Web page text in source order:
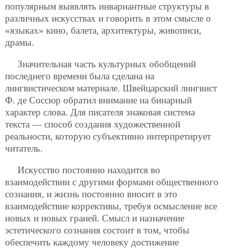
популярным выявлять инвариантные структуры в
различных искусствах и говорить в этом смысле о
«языках» кино, балета, архитектуры, живописи,
драмы.
Значительная часть культурных обобщений
последнего времени была сделана на
лингвистическом материале. Швейцарский лингвист
Ф. де Соссюр обратил внимание на бинарный
характер слова. Для писателя знаковая система
текста — способ создания художественной
реальности, которую субъективно интерпретирует
читатель.
Искусство постоянно находится во
взаимодействии с другими формами общественного
сознания, и жизнь постоянно вносит в это
взаимодействие коррективы, требуя осмысление все
новых и новых граней. Смысл и назначение
эстетического сознания состоит в том, чтобы
обеспечить каждому человеку достижение